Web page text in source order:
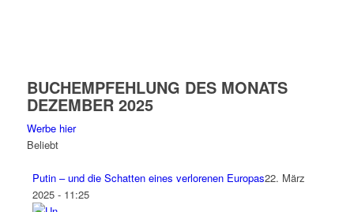
BUCHEMPFEHLUNG DES MONATS
DEZEMBER 2025
Werbe hier
Beliebt
Putin – und die Schatten eines verlorenen Europas22. März
2025 - 11:25